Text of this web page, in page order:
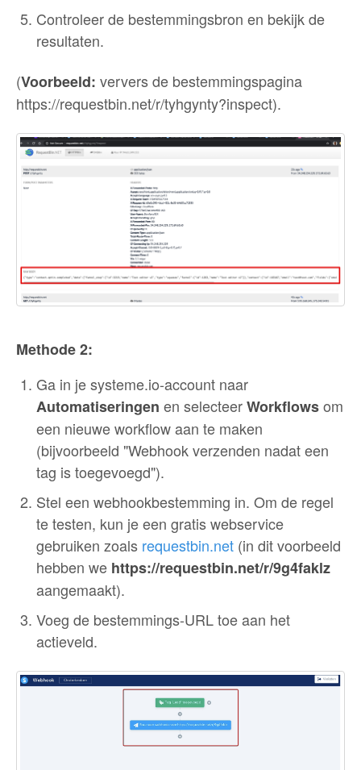
Controleer de bestemmingsbron en bekijk de
resultaten.
(Voorbeeld: ververs de bestemmingspagina
https://requestbin.net/r/tyhgynty?inspect).
Methode 2:
Ga in je systeme.io-account naar
Automatiseringen en selecteerWorkflowsom
een nieuwe workflow aan te maken
(bijvoorbeeld "Webhook verzenden nadat een
tag is toegevoegd").
Stel een webhookbestemming in. Om de regel
te testen, kun je een gratis webservice
gebruiken zoals requestbin.net (in dit voorbeeld
hebben we https://requestbin.net/r/9g4faklz
aangemaakt).
Voeg de bestemmings-URL toe aan het
actieveld.